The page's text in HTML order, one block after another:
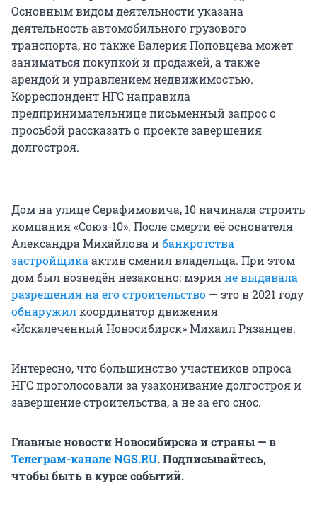
Основным видом деятельности указана
деятельность автомобильного грузового
транспорта, но также Валерия Поповцева может
заниматься покупкой и продажей, а также
арендой и управлением недвижимостью.
Корреспондент НГС направила
предпринимательнице письменный запрос с
просьбой рассказать о проекте завершения
долгостроя.
Дом на улице Серафимовича, 10 начинала строить
компания «Союз-10». После смерти её основателя
Александра Михайлова ибанкротства
застройщикаактив сменил владельца. При этом
дом был возведён незаконно: мэрияне выдавала
разрешения на его строительство — это в 2021 году
обнаружилкоординатор движения
«Искалеченный Новосибирск» Михаил Рязанцев.
Интересно, что большинство участников опроса
НГС проголосовали за узаконивание долгостроя и
завершение строительства, а не за его снос.
Главные новости Новосибирска и страны — в
Телеграм-канале NGS.RU. Подписывайтесь,
чтобы быть в курсе событий.